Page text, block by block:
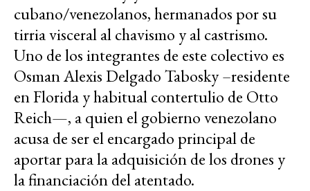
cubano/venezolanos, hermanados por su
tirria visceral al chavismo y al castrismo.
Uno de los integrantes de este colectivo es
Osman Alexis Delgado Tabosky –residente
en Florida y habitual contertulio de Otto
Reich—, a quien el gobierno venezolano
acusa de ser el encargado principal de
aportar para la adquisición de los drones y
la financiación del atentado.